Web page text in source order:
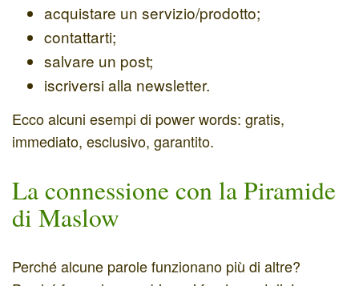
acquistare un servizio/prodotto;
contattarti;
salvare un post;
iscriversi alla newsletter.
Ecco alcuni esempi di power words: gratis,
immediato, esclusivo, garantito.
La connessione con la Piramide
di Maslow
Perché alcune parole funzionano più di altre?